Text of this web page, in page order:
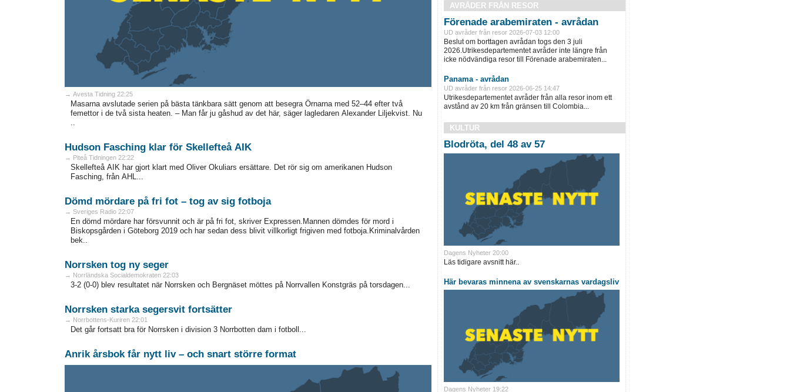
→ Avesta Tidning 22:25
Masarna avslutade serien på bästa tänkbara sätt genom att besegra Örnarna med 52–44 efter två
femettor i de två sista heaten. – Man får ju gåshud av det här, säger lagledaren Alexander Liljekvist. Nu
..
Hudson Fasching klar för Skellefteå AIK
→ Piteå Tidningen 22:22
Skellefteå AIK har gjort klart med Oliver Okuliars ersättare. Det rör sig om amerikanen Hudson
Fasching, från AHL...
Dömd mördare på fri fot – tog av sig fotboja
→ Sveriges Radio 22:07
En dömd mördare har försvunnit och är på fri fot, skriver Expressen.Mannen dömdes för mord i
Biskopsgården i Göteborg 2019 och har sedan dess blivit villkorligt frigiven med fotboja.Kriminalvården
bek..
Norrsken tog ny seger
→ Norrländska Socialdemokraten 22:03
3-2 (0-0) blev resultatet när Norrsken och Bergnäset möttes på Norrvallen Konstgräs på torsdagen...
Norrsken starka segersvit fortsätter
→ Norrbottens-Kuriren 22:01
Det går fortsatt bra för Norrsken i division 3 Norrbotten dam i fotboll...
Anrik årsbok får nytt liv – och snart större format
AVRÅDER FRÅN RESOR
Förenade arabemiraten - avrådan
UD avråder från resor 2026-07-03 12:00
Beslut om borttagen avrådan togs den 3 juli
2026.Utrikesdepartementet avråder inte längre från
icke nödvändiga resor till Förenade arabemiraten...
Panama - avrådan
UD avråder från resor 2026-06-25 14:47
Utrikesdepartementet avråder från alla resor inom ett
avstånd av 20 km från gränsen till Colombia...
KULTUR
Blodröta, del 48 av 57
Dagens Nyheter 20:00
Läs tidigare avsnitt här..
Här bevaras minnena av svenskarnas vardagsliv
Dagens Nyheter 19:22